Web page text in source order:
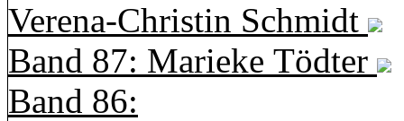
Verena-Christin Schmidt
Band 87: Marieke Tödter
Band 86: